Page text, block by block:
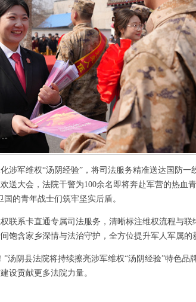
涉军维权“汤阴经验”，将司法服务精准送达国防一
送大会，法院干警为100余名即将奔赴军营的热血
的青年战士们筑牢坚实后盾。
联系卡直通专属司法服务，清晰标注维权流程与
饱含家乡深情与法治守护，全方位提升军人军属的
汤阴县法院将持续擦亮涉军维权“汤阴经验”特色品
设贡献更多法院力量。